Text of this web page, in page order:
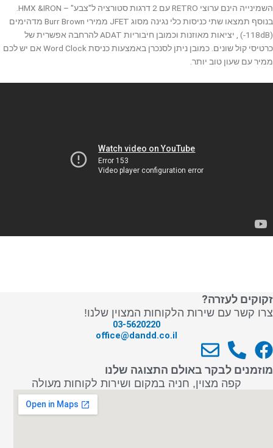
בנוסף תמצאו שתי כניסות כלי נגינה מסוג JFET ממירי Burr Brown מדהימים
(118dB-) , יציאות מאוזנות וכמובן חיבוריות ADAT להרחבה אפשרית של
כרטיסי קול שונים. כמובן ניתן לסנכרן באמצעות כניסת Word Clock אם יש לכם
ממיר עם שעון טוב יותר.
זקוקים לעזרה?
צרו קשר עם שירות הלקוחות המצוין שלנו!
03-5620220
office@dandd.co.il
F
a
P
h
o
E
n
v
מוזמנים לבקר באולם התצוגה שלנו
קפה מצוין, חניה במקום ושירות לקוחות מעולה